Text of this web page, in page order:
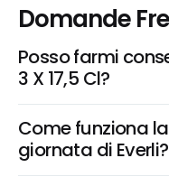
Domande
Posso farmi
3 X 17,5 Cl?
Come funziona
giornata di Everli?